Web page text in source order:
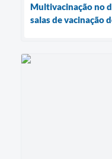
Multivacinação no
salas de vacinação